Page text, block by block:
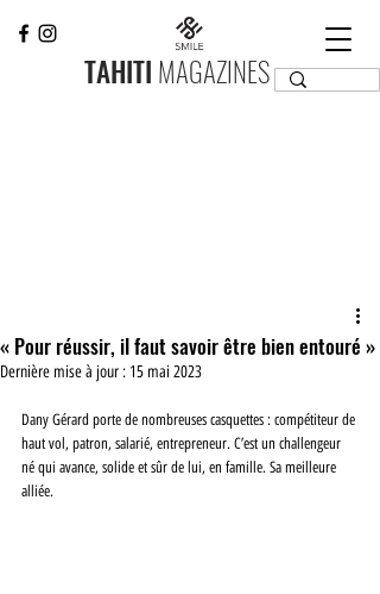
TAHITI MAGAZINES
« Pour réussir, il faut savoir être bien entouré »
Dernière mise à jour : 15 mai 2023
Dany Gérard porte de nombreuses casquettes : compétiteur de
haut vol, patron, salarié, entrepreneur. C’est un challengeur
né qui avance, solide et sûr de lui, en famille. Sa meilleure
alliée.